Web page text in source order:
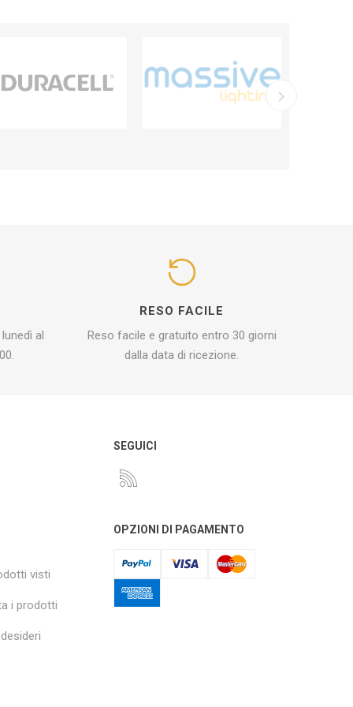
al
RESO FACILE
Reso facile e gratuito entro 30 giorni
dalla data di ricezione.
visti
i prodotti
SEGUICI
OPZIONI DI PAGAMENTO